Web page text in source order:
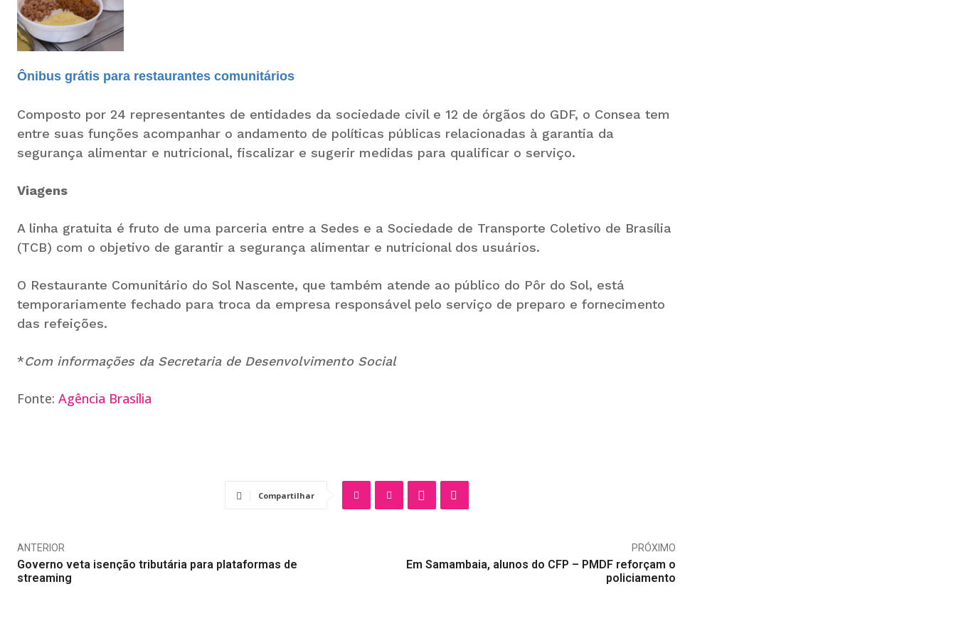
Ônibus grátis para restaurantes comunitários
Composto por 24 representantes de entidades da sociedade civil e 12 de órgãos do GDF, o Consea tem
entre suas funções acompanhar o andamento de políticas públicas relacionadas à garantia da
segurança alimentar e nutricional, fiscalizar e sugerir medidas para qualificar o serviço.
Viagens
A linha gratuita é fruto de uma parceria entre a Sedes e a Sociedade de Transporte Coletivo de Brasília
(TCB) com o objetivo de garantir a segurança alimentar e nutricional dos usuários.
O Restaurante Comunitário do Sol Nascente, que também atende ao público do Pôr do Sol, está
temporariamente fechado para troca da empresa responsável pelo serviço de preparo e fornecimento
das refeições.
*Com informações da Secretaria de Desenvolvimento Social
Fonte: Agência Brasília
Compartilhar
ANTERIOR
Governo veta isenção tributária para plataformas de
streaming
PRÓXIMO
Em Samambaia, alunos do CFP – PMDF reforçam o
policiamento